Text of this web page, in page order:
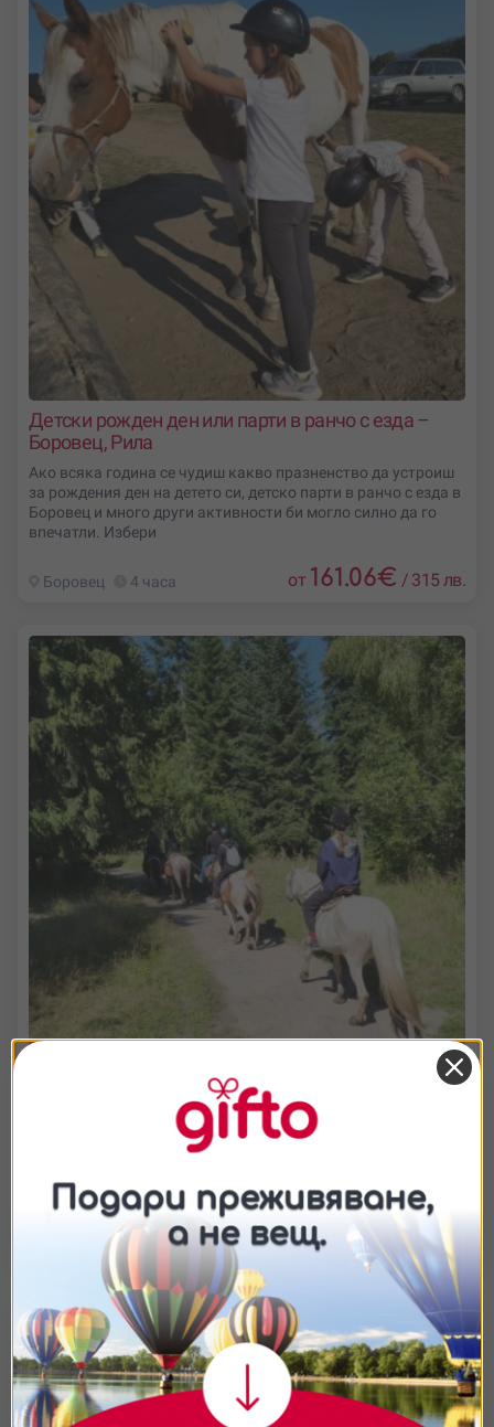
Детски рожден ден или парти в ранчо с езда –
Боровец, Рила
Ако всяка година се чудиш какво празненство да устроиш
за рождения ден на детето си, детско парти в ранчо с езда в
Боровец и много други активности би могло силно да го
впечатли. Избери
Боровец 4 часа от 161.06€ / 315 лв.
Уроци по езда за деца и възрастни край Самоков
Наслади се на свежия планински въздух в Боровец,
основите на конната езда или усъвършенствай своите
умения сред природата на Рила
Боровец 45 мин от20.45€ / 40 лв.
Съгласие Подробности Относно
Ние използваме бисквитки. Използваме
бисквитки и подобни технологии, за да осигурим
работата на уебсайта, да подобрим
изживяването ви, да анализираме използването
на сайта и да ви показваме персонализирано